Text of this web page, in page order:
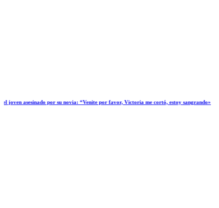
por su novia: “Venite por favor, Victoria me cortó, estoy sangrando»